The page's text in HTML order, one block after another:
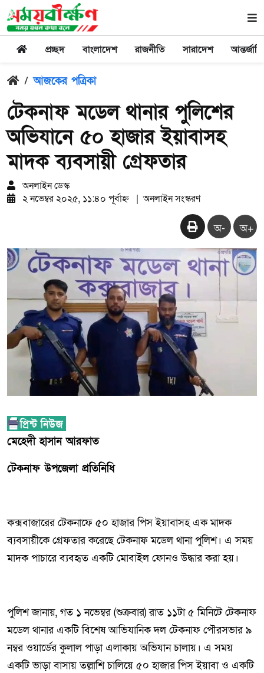
প্রচ্ছদ বাংলাদেশ রাজনীতি সারাদেশ
/ আজকের পত্রিকা
টেকনাফ মডেল থানার পুলিশের
অভিযানে ৫০ হাজার ইয়াবাসহ
মাদক ব্যবসায়ী গ্রেফতার
অনলাইন ডেস্ক
২ নভেম্বর ২০২৫, ১১:৪০ পূর্বাহ্ন | অনলাইন সংস্করণ
অ- অ+
মেহেদী হাসান আরফাত
টেকনাফ উপজেলা প্রতিনিধি
কক্সবাজারের টেকনাফে ৫০ হাজার পিস ইয়াবাসহ এক মাদক
ব্যবসায়ীকে গ্রেফতার করেছে টেকনাফ মডেল থানা পুলিশ। এ সময়
মাদক পাচারে ব্যবহৃত একটি মোবাইল ফোনও উদ্ধার করা হয়।
পুলিশ জানায়, গত ১ নভেম্বর (শুক্রবার) রাত ১১টা ৫ মিনিটে টেকনাফ
মডেল থানার একটি বিশেষ আভিযানিক দল টেকনাফ পৌরসভার ৯
নম্বর ওয়ার্ডের কুলাল পাড়া এলাকায় অভিযান চালায়। এ সময়
একটি ভাড়া বাসায় তল্লাশি চালিয়ে ৫০ হাজার পিস ইয়াবা ও একটি